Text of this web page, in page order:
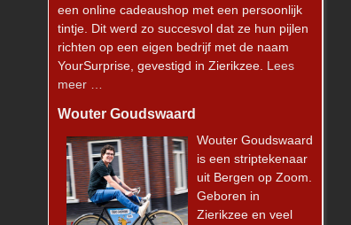
een online cadeaushop met een persoonlijk
tintje. Dit werd zo succesvol dat ze hun pijlen
richten op een eigen bedrijf met de naam
YourSurprise, gevestigd in Zierikzee. Lees
meer …
Wouter Goudswaard
Wouter Goudswaard
is een striptekenaar
uit Bergen op Zoom.
Geboren in
Zierikzee en veel